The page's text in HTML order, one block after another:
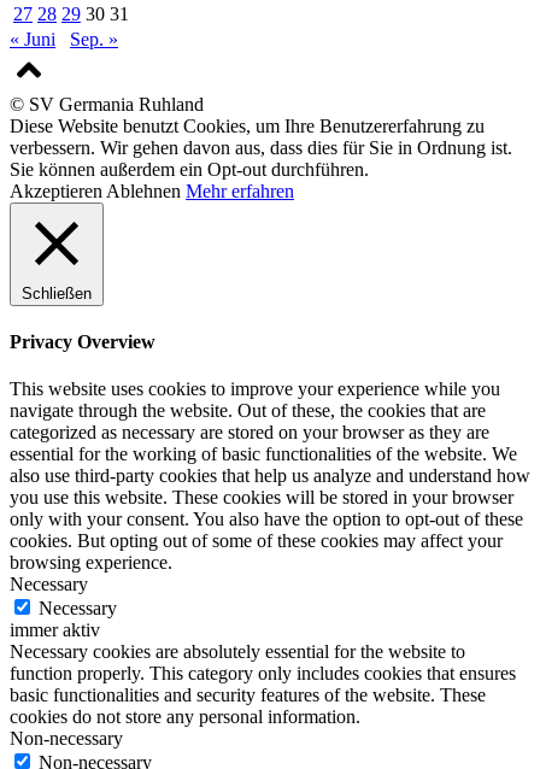
27 28 29 30 31
« Juni
Sep. »
© SV Germania Ruhland
Diese Website benutzt Cookies, um Ihre Benutzererfahrung zu
verbessern. Wir gehen davon aus, dass dies für Sie in Ordnung ist.
Sie können außerdem ein Opt-out durchführen.
Akzeptieren Ablehnen Mehr erfahren
Schließen
Privacy Overview
This website uses cookies to improve your experience while you
navigate through the website. Out of these, the cookies that are
categorized as necessary are stored on your browser as they are
essential for the working of basic functionalities of the website. We
also use third-party cookies that help us analyze and understand how
you use this website. These cookies will be stored in your browser
only with your consent. You also have the option to opt-out of these
cookies. But opting out of some of these cookies may affect your
browsing experience.
Necessary
Necessary
immer aktiv
Necessary cookies are absolutely essential for the website to
function properly. This category only includes cookies that ensures
basic functionalities and security features of the website. These
cookies do not store any personal information.
Non-necessary
Non-necessary